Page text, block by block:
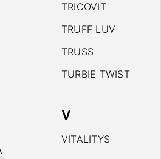
TRICOVIT
TRUFF LUV
TRUSS
TURBIE TWIST
V
VITALITYS